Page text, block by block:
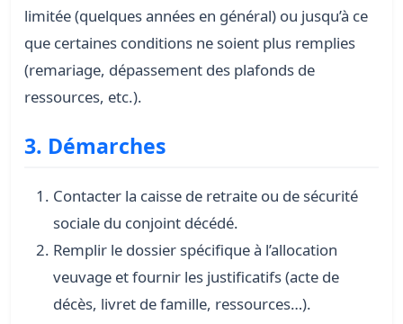
limitée (quelques années en général) ou jusqu’à ce
que certaines conditions ne soient plus remplies
(remariage, dépassement des plafonds de
ressources, etc.).
3. Démarches
Contacter la caisse de retraite ou de sécurité
sociale du conjoint décédé.
Remplir le dossier spécifique à l’allocation
veuvage et fournir les justificatifs (acte de
décès, livret de famille, ressources…).